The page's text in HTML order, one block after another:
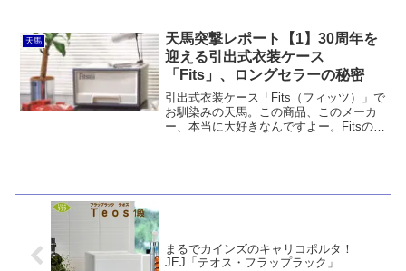
ら、組立式であることのメリットは消費
者には感じられないのが残念。
天馬
天馬突撃レポート【1】30周年を
迎える引出式衣装ケース
「Fits」、ロングセラーの秘密
引出式衣装ケース「Fits（フィッツ）」で
お馴染みの天馬。この商品、このメーカ
ー、本当に大好きなんですよー。Fitsの素
まるでカインズのキャリコポルタ！
JEJ「テオス・フラップラック」